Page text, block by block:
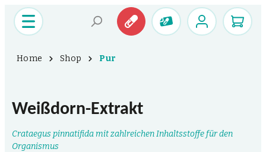
Home Shop Pur
Weißdorn-Extrakt
Crataegus pinnatifida mit zahlreichen Inhaltsstoffe für den
Organismus